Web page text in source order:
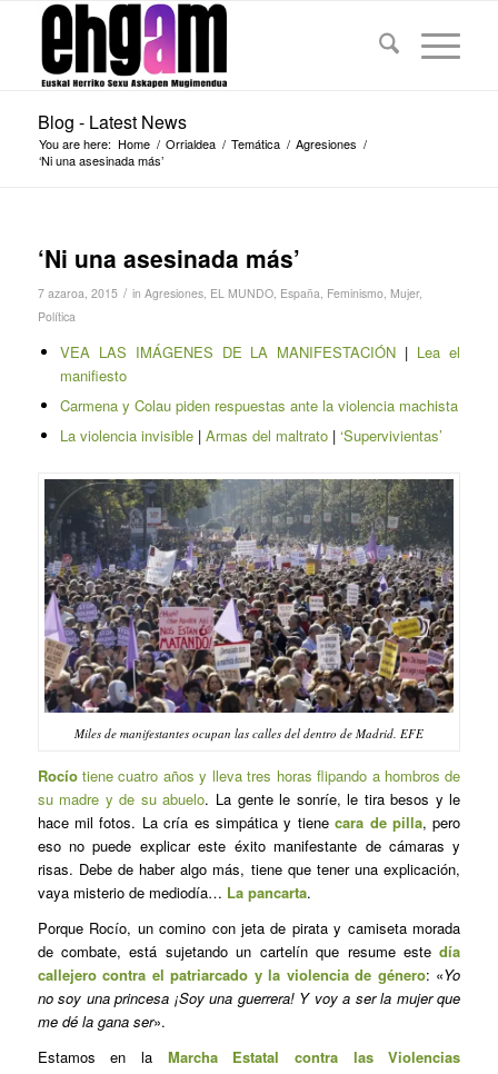
Blog - Latest News
You are here: Home / Orrialdea / Temática / Agresiones /
‘Ni una asesinada más’
‘Ni una asesinada más’
7 azaroa, 2015 / in Agresiones, EL MUNDO, España, Feminismo, Mujer,
Política
VEA LAS IMÁGENES DE LA MANIFESTACIÓN | Lea el
manifiesto
Carmena y Colau piden respuestas ante la violencia machista
La violencia invisible| Armas del maltrato| ‘Supervivientas’
Miles de manifestantes ocupan las calles del dentro de Madrid. EFE
Rocíotiene cuatro años y lleva tres horas flipando a hombros de
su madre y de su abuelo. La gente le sonríe, le tira besos y le
hace mil fotos. La cría es simpática y tienecara de pilla, pero
eso no puede explicar este éxito manifestante de cámaras y
risas. Debe de haber algo más, tiene que tener una explicación,
vaya misterio de mediodía… La pancarta.
Porque Rocío, un comino con jeta de pirata y camiseta morada
de combate, está sujetando un cartelín que resume estedía
callejero contra el patriarcado y la violencia de género: «Yo
no soy una princesa ¡Soy una guerrera! Y voy a ser la mujer que
me dé la gana ser».
Estamos en la Marcha Estatal contra las Violencias